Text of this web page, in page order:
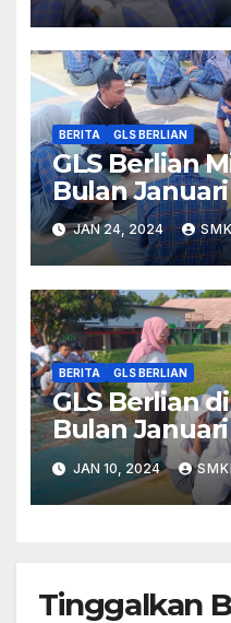
BERITA GLS BERLIAN
GLS Berlian
Bulan
JAN 24, 2024
BERITA GLS BERLIAN
GLS Berlian
Bulan
JAN 10, 2024
Tinggalkan